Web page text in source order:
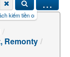
|
/
Remonty /